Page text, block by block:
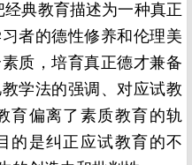
典教育描述为一种真正
者的德性修养和伦理美
质，培育真正德才兼备
学法的强调、对应试教
育偏离了素质教育的轨
的是纠正应试教育的不